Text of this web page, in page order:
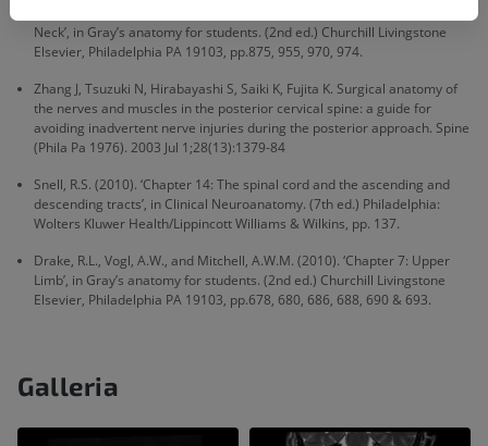
Neck’, in Gray’s anatomy for students. (2nd ed.) Churchill Livingstone
Elsevier, Philadelphia PA 19103, pp.875, 955, 970, 974.
Zhang J, Tsuzuki N, Hirabayashi S, Saiki K, Fujita K. Surgical anatomy of
the nerves and muscles in the posterior cervical spine: a guide for
avoiding inadvertent nerve injuries during the posterior approach. Spine
(Phila Pa 1976). 2003 Jul 1;28(13):1379-84
Snell, R.S. (2010). ‘Chapter 14: The spinal cord and the ascending and
descending tracts’, in Clinical Neuroanatomy. (7th ed.) Philadelphia:
Wolters Kluwer Health/Lippincott Williams & Wilkins, pp. 137.
Drake, R.L., Vogl, A.W., and Mitchell, A.W.M. (2010). ‘Chapter 7: Upper
Limb’, in Gray’s anatomy for students. (2nd ed.) Churchill Livingstone
Elsevier, Philadelphia PA 19103, pp.678, 680, 686, 688, 690 & 693.
Galleria